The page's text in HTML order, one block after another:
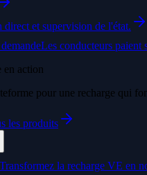
direct et supervision de l'état.
Les conducteurs paient
en action
pour une recharge qui
les produits
Transformez la recharge VE en